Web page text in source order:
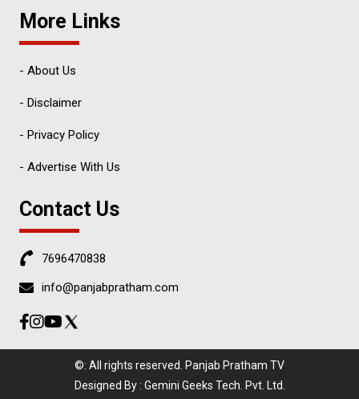
More Links
- About Us
- Disclaimer
- Privacy Policy
- Advertise With Us
Contact Us
7696470838
info@panjabpratham.com
©: All rights reserved. Panjab Pratham TV
Designed By : Gemini Geeks Tech. Pvt. Ltd.